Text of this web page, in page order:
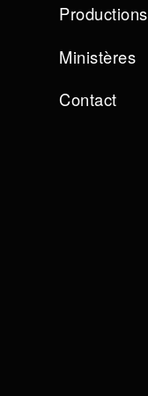
Productions
Ministères
Contact